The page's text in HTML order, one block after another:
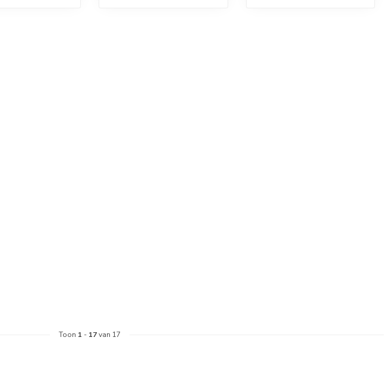
Toon 1 - 17van 17